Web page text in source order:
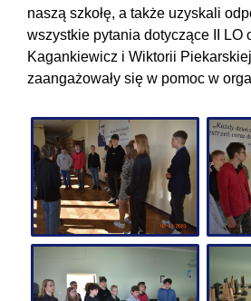
naszą szkołę, a także uzyskali
wszystkie pytania dotyczące II LO
Kagankiewicz i Wiktorii
zaangażowały się w pomoc w